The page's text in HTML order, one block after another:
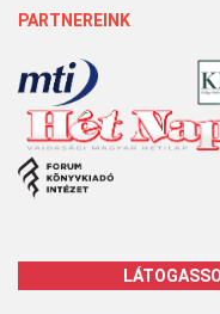
PARTNEREINK